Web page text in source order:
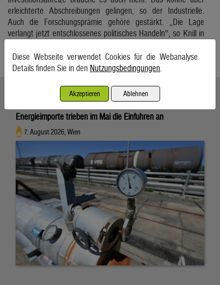
erleichterte Abschreibungen gelingen, so der Industrielle.
Auch die Forschungsprämie gehöre gestärkt. „Die Lage
verlangt jetzt entschlossenes politisches Handeln“, so Knill in
APA
Ähnliche Artikel weiterlesen
Energieimporte trieben im Mai die Einfuhren an
7. August 2026, Wien
Diese Webseite verwendet Cookies für die Webanalyse.
Details finden Sie in den Nutzungsbedingungen
Akzeptieren Ablehnen